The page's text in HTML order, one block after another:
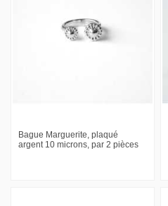
Bague Marguerite, plaqué
argent 10 microns, par 2 pièces